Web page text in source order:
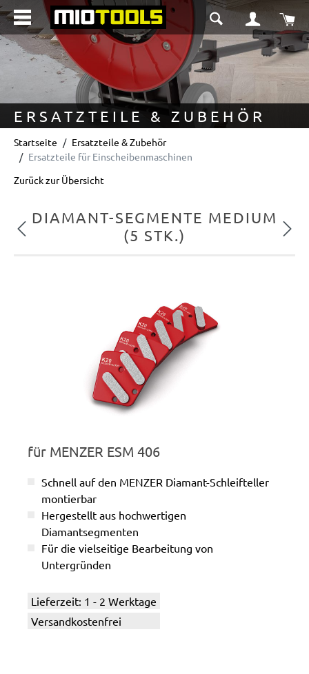
springen
ERSATZTEILE & ZUBEHÖR
Startseite
Ersatzteile & Zubehör
Ersatzteile für Einscheibenmaschinen
Zurück zur Übersicht
Vorheriges
DIAMANT-SEGMENTE MEDIUM
(5 STK.)
für MENZER ESM 406
Schnell auf den MENZER Diamant-Schleifteller
montierbar
Hergestellt aus hochwertigen
Diamantsegmenten
Für die vielseitige Bearbeitung von
Untergründen
Lieferzeit: 1 - 2 Werktage
Versandkostenfrei